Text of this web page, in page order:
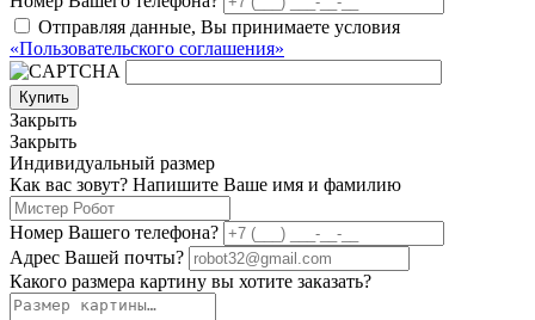
Отправляя данные, Вы принимаете условия
«Пользовательского соглашения»
Купить
Закрыть
Закрыть
Индивидуальный размер
Как вас зовут? Напишите Ваше имя и фамилию
Номер Вашего телефона?
Адрес Вашей почты?
Какого размера картину вы хотите заказать?